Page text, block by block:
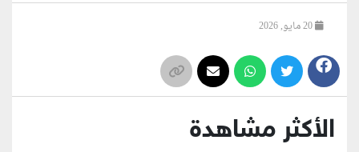
الأكثر مشاهدة